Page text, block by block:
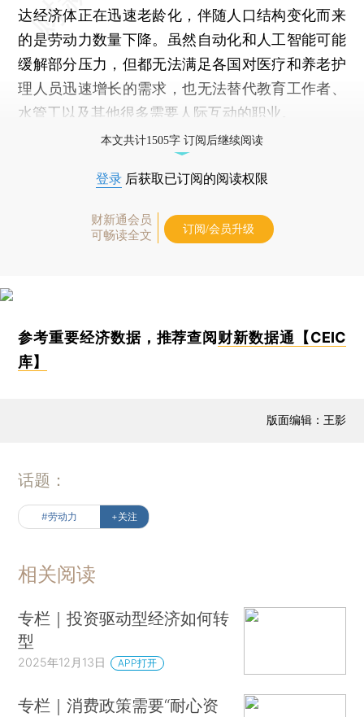
达经济体正在迅速老龄化，伴随人口结构变化而来
的是劳动力数量下降。虽然自动化和人工智能可能
缓解部分压力，但都无法满足各国对医疗和养老护
理人员迅速增长的需求，也无法替代教育工作者、
水管工以及其他很多需要人际互动的职业。
本文共计1505字 订阅后继续阅读
登录 后获取已订阅的阅读权限
财新通会员
可畅读全文
订阅/会员升级
参考重要经济数据，推荐查阅 财新数据通【CEIC
库】
版面编辑：王影
话题：
#劳动力 +关注
相关阅读
专栏｜投资驱动型经济如何转
型
2025年12月13日 APP打开
专栏｜消费政策需要“耐心资